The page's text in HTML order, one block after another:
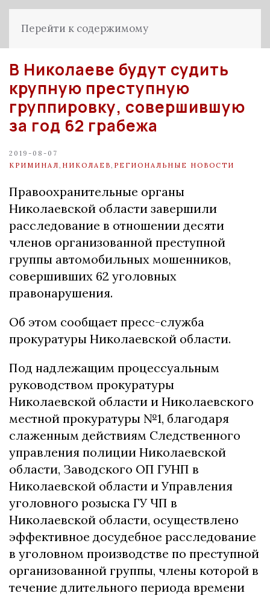
Перейти к содержимому
В Николаеве будут судить
крупную преступную
группировку, совершившую
за год 62 грабежа
2019-08-07
КРИМИНАЛ НИКОЛАЕВ РЕГИОНАЛЬНЫЕ НОВОСТИ
Правоохранительные органы
Николаевской области завершили
расследование в отношении десяти
членов организованной преступной
группы автомобильных мошенников,
совершивших 62 уголовных
правонарушения.
Об этом сообщает пресс-служба
прокуратуры Николаевской области.
Под надлежащим процессуальным
руководством прокуратуры
Николаевской области и Николаевского
местной прокуратуры №1, благодаря
слаженным действиям Следственного
управления полиции Николаевской
области, Заводского ОП ГУНП в
Николаевской области и Управления
уголовного розыска ГУ ЧП в
Николаевской области, осуществлено
эффективное досудебное расследование
в уголовном производстве по преступной
организованной группы, члены которой в
течение длительного периода времени